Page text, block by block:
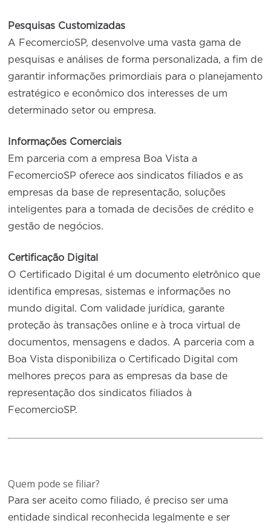
Pesquisas Customizadas
A FecomercioSP, desenvolve uma vasta gama de
pesquisas e análises de forma personalizada, a fim de
garantir informações primordiais para o planejamento
estratégico e econômico dos interesses de um
determinado setor ou empresa.
Informações Comerciais
Em parceria com a empresa Boa Vista a
FecomercioSP oferece aos sindicatos filiados e as
empresas da base de representação, soluções
inteligentes para a tomada de decisões de crédito e
gestão de negócios.
Certificação Digital
O Certificado Digital é um documento eletrônico que
identifica empresas, sistemas e informações no
mundo digital. Com validade jurídica, garante
proteção às transações online e à troca virtual de
documentos, mensagens e dados. A parceria com a
Boa Vista disponibiliza o Certificado Digital com
melhores preços para as empresas da base de
representação dos sindicatos filiados à
FecomercioSP.
Quem pode se filiar?
Para ser aceito como filiado, é preciso ser uma
entidade sindical reconhecida legalmente e ser